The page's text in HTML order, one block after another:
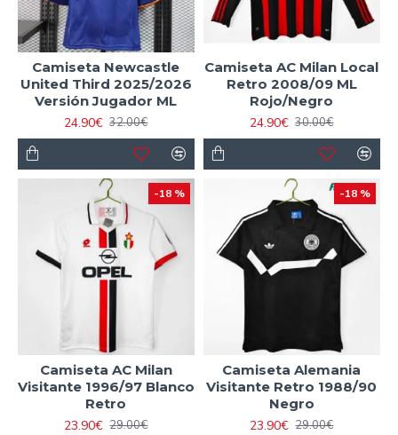
Camiseta Newcastle
United Third 2025/2026
Versión Jugador ML
24.90€ 32.00€
Camiseta AC Milan Local
Retro 2008/09 ML
Rojo/Negro
24.90€ 30.00€
-18 %
Camiseta AC Milan
Visitante 1996/97 Blanco
Retro
23.90€ 29.00€
-18 %
Camiseta Alemania
Visitante Retro 1988/90
Negro
23.90€ 29.00€